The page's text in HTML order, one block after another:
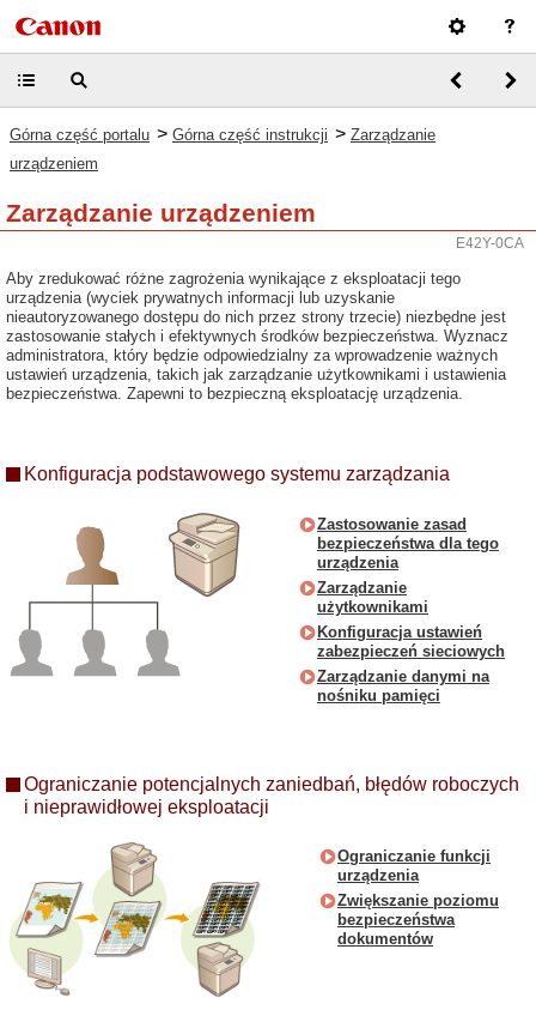
Górna część portalu > Górna część instrukcji > Zarządzanie
urządzeniem
Zarządzanie urządzeniem
E42Y-0CA
Aby zredukować różne zagrożenia wynikające z eksploatacji tego
urządzenia (wyciek prywatnych informacji lub uzyskanie
nieautoryzowanego dostępu do nich przez strony trzecie) niezbędne jest
zastosowanie stałych i efektywnych środków bezpieczeństwa. Wyznacz
administratora, który będzie odpowiedzialny za wprowadzenie ważnych
ustawień urządzenia, takich jak zarządzanie użytkownikami i ustawienia
bezpieczeństwa. Zapewni to bezpieczną eksploatację urządzenia.
Konfiguracja podstawowego systemu zarządzania
Zastosowanie zasad
bezpieczeństwa dla tego
urządzenia
Zarządzanie
użytkownikami
Konfiguracja ustawień
zabezpieczeń sieciowych
Zarządzanie danymi na
nośniku pamięci
Ograniczanie potencjalnych zaniedbań, błędów roboczych
i nieprawidłowej eksploatacji
Ograniczanie funkcji
urządzenia
Zwiększanie poziomu
bezpieczeństwa
dokumentów